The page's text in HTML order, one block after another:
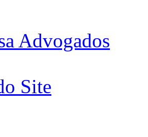
Advogados
Site